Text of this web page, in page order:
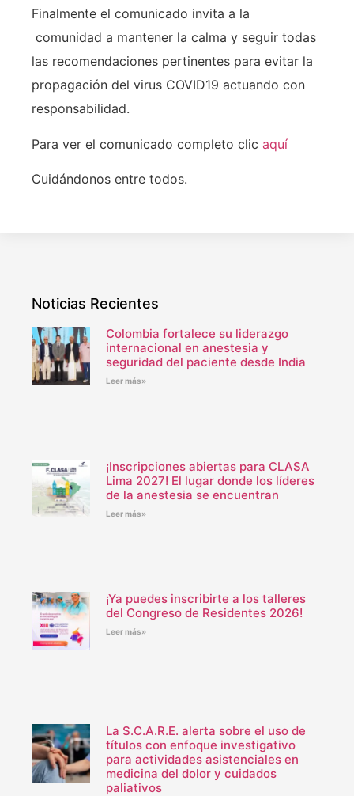
Finalmente el comunicado invita a la
comunidad a mantener la calma y seguir todas
las recomendaciones pertinentes para evitar la
propagación del virus COVID19 actuando con
responsabilidad.
Para ver el comunicado completo clic aquí
Cuidándonos entre todos.
Noticias Recientes
Colombia fortalece su liderazgo
internacional en anestesia y
seguridad del paciente desde India
Leer más»
¡Inscripciones abiertas para CLASA
Lima 2027! El lugar donde los líderes
de la anestesia se encuentran
Leer más»
¡Ya puedes inscribirte a los talleres
del Congreso de Residentes 2026!
Leer más»
La S.C.A.R.E. alerta sobre el uso de
títulos con enfoque investigativo
para actividades asistenciales en
medicina del dolor y cuidados
paliativos